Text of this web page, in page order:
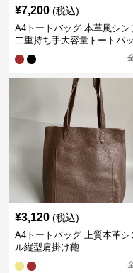
¥7,200 (税込)
A4トートバッグ 本革風シン
二重持ち手大容量トートバ
¥3,120 (税込)
A4トートバッグ 上質本革シ
ル縦型肩掛け鞄